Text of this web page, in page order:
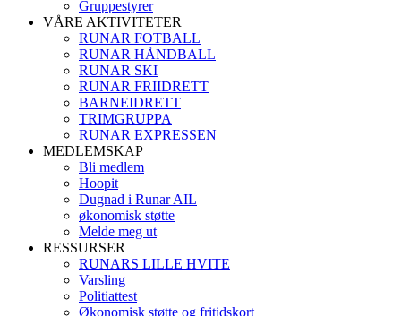
Gruppestyrer
VÅRE AKTIVITETER
RUNAR FOTBALL
RUNAR HÅNDBALL
RUNAR SKI
RUNAR FRIIDRETT
BARNEIDRETT
TRIMGRUPPA
RUNAR EXPRESSEN
MEDLEMSKAP
Bli medlem
Hoopit
Dugnad i Runar AIL
økonomisk støtte
Melde meg ut
RESSURSER
RUNARS LILLE HVITE
Varsling
Politiattest
Økonomisk støtte og fritidskort